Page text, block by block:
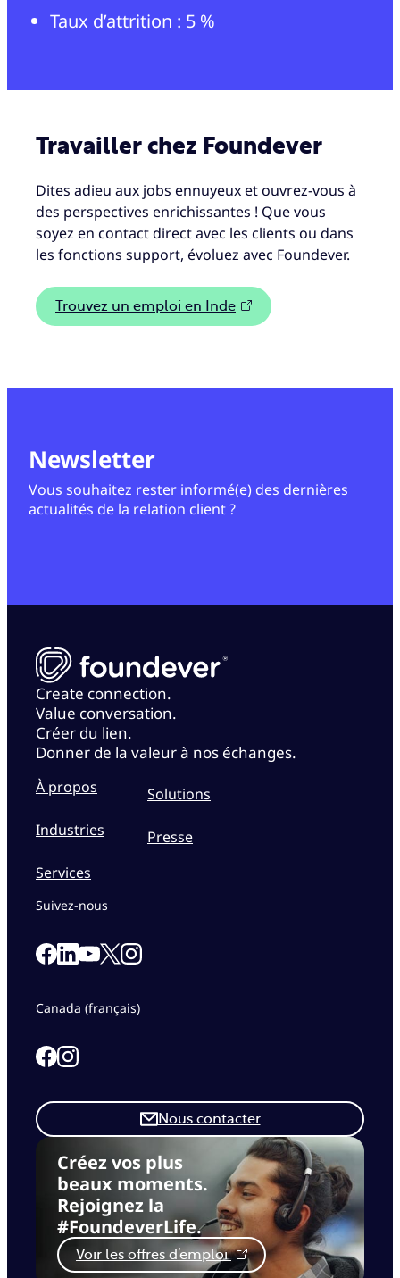
Taux d’attrition : 5 %
Travailler chez Foundever
Dites adieu aux jobs ennuyeux et ouvrez-vous à
des perspectives enrichissantes ! Que vous
soyez en contact direct avec les clients ou dans
les fonctions support, évoluez avec Foundever.
Trouvez un emploi en Inde
Newsletter
Vous souhaitez rester informé(e) des dernières
actualités de la relation client ?
Create connection.
Value conversation.
Créer du lien.
Donner de la valeur à nos échanges.
À propos
Industries
Services
Solutions
Presse
Créez vos plus
beaux moments.
Rejoignez la
#FoundeverLife.
Voir les offres d’emploi
Nous contacter
Suivez-nous
Link to our Facebook page
Link to our Linkedin page
Link to our Youtube page
Link to our X page
Link to our Instagram page
Canada (français)
Link to our Facebook page
Link to our Instagram page